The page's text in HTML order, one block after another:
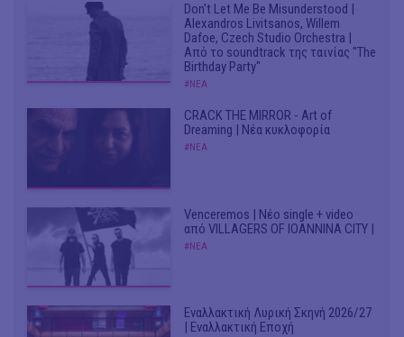
Don't Let Me Be Misunderstood |
Alexandros Livitsanos, Willem
Dafoe, Czech Studio Orchestra |
Από το soundtrack της ταινίας "The
Birthday Party"
#ΝΕΑ
CRACK THE MIRROR - Art of
Dreaming | Νέα κυκλοφορία
#ΝΕΑ
Venceremos | Νέο single + video
από VILLAGERS OF IOANNINA CITY |
#ΝΕΑ
Εναλλακτική Λυρική Σκηνή 2026/27
| Εναλλακτική Εποχή